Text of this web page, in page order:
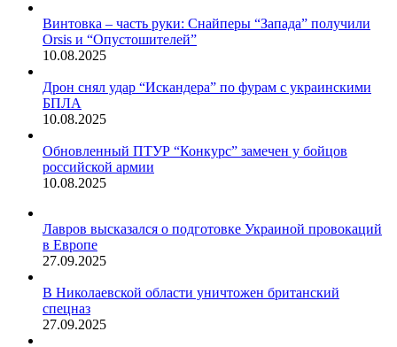
Винтовка – часть руки: Снайперы “Запада” получили
Orsis и “Опустошителей”
10.08.2025
Дрон снял удар “Искандера” по фурам с украинскими
БПЛА
10.08.2025
Обновленный ПТУР “Конкурс” замечен у бойцов
российской армии
10.08.2025
Лавров высказался о подготовке Украиной провокаций
в Европе
27.09.2025
В Николаевской области уничтожен британский
спецназ
27.09.2025